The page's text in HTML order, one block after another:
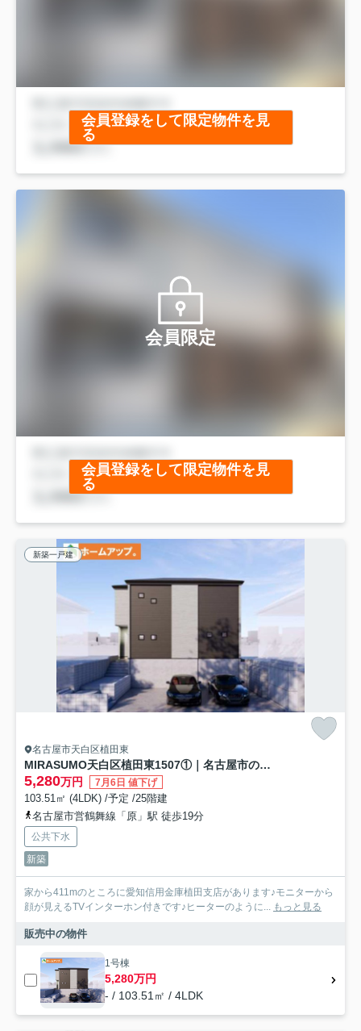
会員登録をして限定物件を見
る
会員限定
会員登録をして限定物件を見
る
新築一戸建
名古屋市天白区植田東
MIRASUMO天白区植田東1507①｜名古屋市の戸建ならホームアップ
5,280万円 7月6日 値下げ
103.51㎡ (4LDK) /予定 /25階建
名古屋市営鶴舞線「原」駅 徒歩19分
公共下水
新築
家から411mのところに愛知信用金庫植田支店があります♪モニターから
顔が見えるTVインターホン付きです♪ヒーターのように... もっと見る
販売中の物件
1号棟
5,280万円
- / 103.51㎡ / 4LDK